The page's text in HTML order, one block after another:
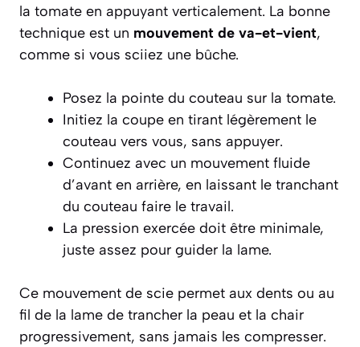
la tomate en appuyant verticalement. La bonne
technique est un mouvement de va-et-vient,
comme si vous sciiez une bûche.
Posez la pointe du couteau sur la tomate.
Initiez la coupe en tirant légèrement le
couteau vers vous, sans appuyer.
Continuez avec un mouvement fluide
d’avant en arrière, en laissant le tranchant
du couteau faire le travail.
La pression exercée doit être minimale,
juste assez pour guider la lame.
Ce mouvement de scie permet aux dents ou au
fil de la lame de trancher la peau et la chair
progressivement, sans jamais les compresser.